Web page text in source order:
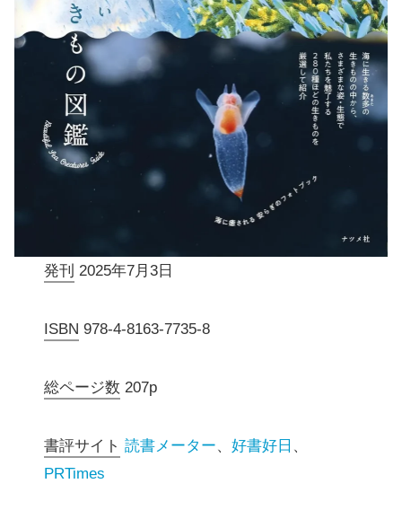
発刊 2025年7月3日
ISBN 978-4-8163-7735-8
総ページ数 207p
書評サイト 読書メーター、好書好日 、
PRTimes